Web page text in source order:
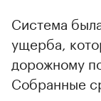
Система
ущерба,
дорожному
Собранные